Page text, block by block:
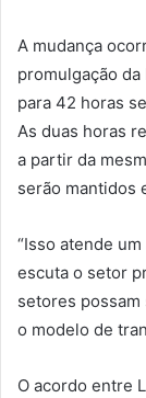
A mudança
promulgação da
para 42 horas
As duas horas
a partir da
serão mantidos
“Isso atende
escuta o setor
setores possam
o modelo de
O acordo entre